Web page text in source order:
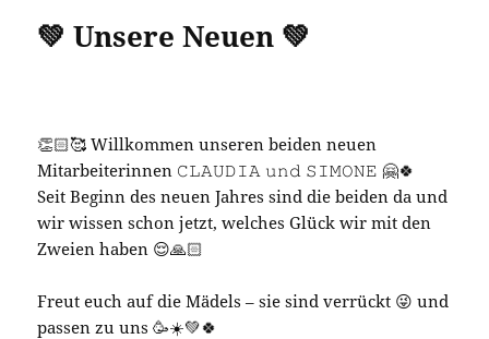
💚 Unsere Neuen 💚
👏🏻🥰 Willkommen unseren beiden neuen
Mitarbeiterinnen 𝙲𝙻𝙰𝚄𝙳𝙸𝙰 𝚞𝚗𝚍 𝚂𝙸𝙼𝙾𝙽𝙴 🤗🍀
Seit Beginn des neuen Jahres sind die beiden da und
wir wissen schon jetzt, welches Glück wir mit den
Zweien haben 😌🙏🏻
Freut euch auf die Mädels – sie sind verrückt 😜 und
passen zu uns 🥳☀️💚🍀